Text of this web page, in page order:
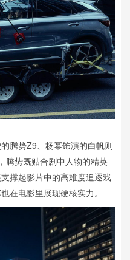
腾势Z9、杨幂饰演的白帆则
腾势既贴合剧中人物的精英
撑起影片中的高难度追逐戏
在电影里展现硬核实力。